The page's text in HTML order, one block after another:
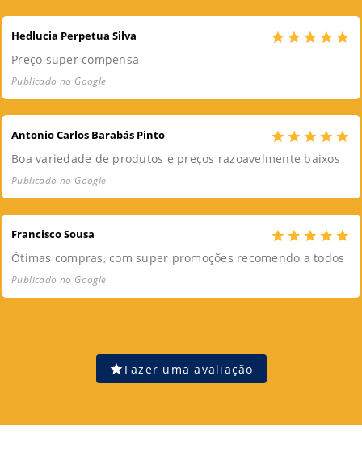
Hedlucia Perpetua Silva
Preço super compensa
Publicado no Google
Antonio Carlos Barabás Pinto
Boa variedade de produtos e preços razoavelmente baixos
Publicado no Google
Francisco Sousa
Ótimas compras, com super promoções recomendo a todos
Publicado no Google
Fazer uma avaliação